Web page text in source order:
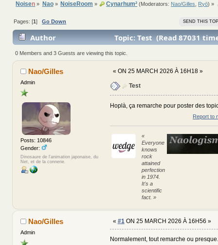
Noisen » Nao» NoiseRoom » Cynarhum² (Moderators: Nao/Gilles Ryō) »
SEND THIS
Pages: [1]Go Down
Author Topic: Test (Read 87031
0 Members and 3 Guests are viewing this topic.
Nao/Gilles
Admin
Posts: 10846
Gender:
Dinosaure de l'animation japonaise, du
Net, et de la connerie.
« ON 25 MARCH 2026 À 16H18 »
Test
Hoplà, ça remarche pour poster des
Report to
«
Everyone
knows
rock
attained
perfection
in 1974.
It's a
scientific
fact. »
Nao/Gilles
Admin
« #1ON 25 MARCH 2026 À 16H56 »
Normalement, tout remarche ou presque.